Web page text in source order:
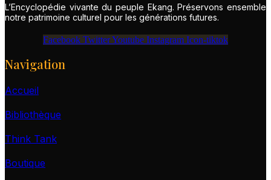
L’Encyclopédie vivante du peuple Ekang. Préservons ensemble
notre patrimoine culturel pour les générations futures.
Facebook TwitterYoutube Instagram Icon-tiktok
Navigation
Accueil
Bibliothèque
Think Tank
Boutique